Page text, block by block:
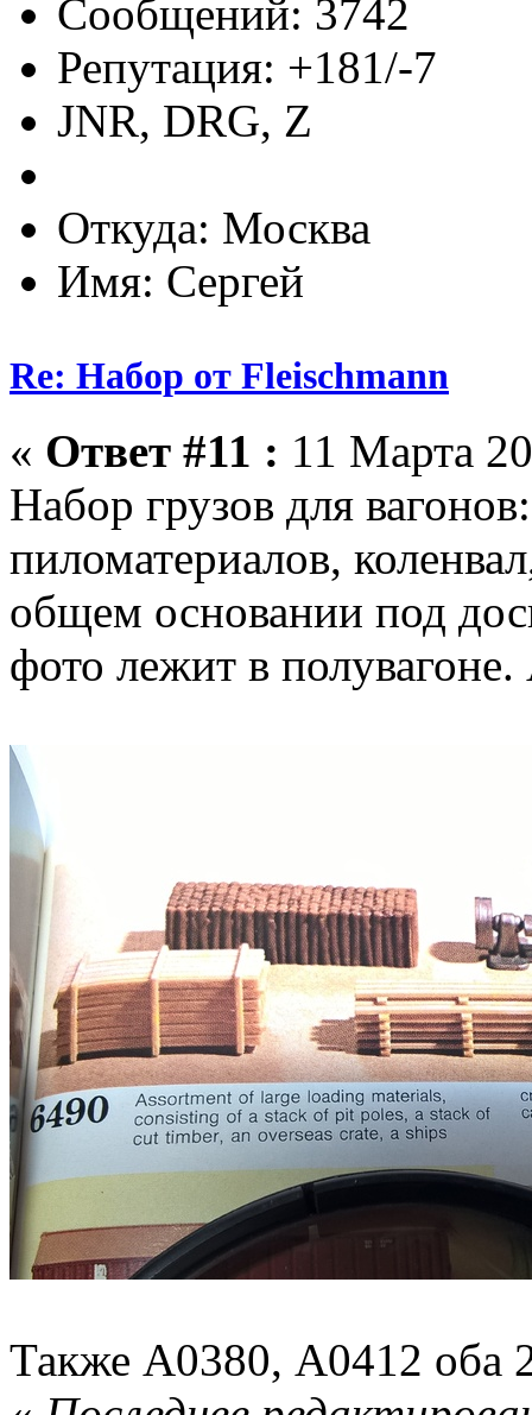
Сообщений: 3742
Репутация: +181/-7
JNR, DRG, Z
Откуда: Москва
Имя: Сергей
Re: Набор от Fleischmann
« Ответ #11 : 11 Марта
Набор грузов для
пиломатериалов,
общем основании под
фото лежит в
Также А0380, А0412 оба